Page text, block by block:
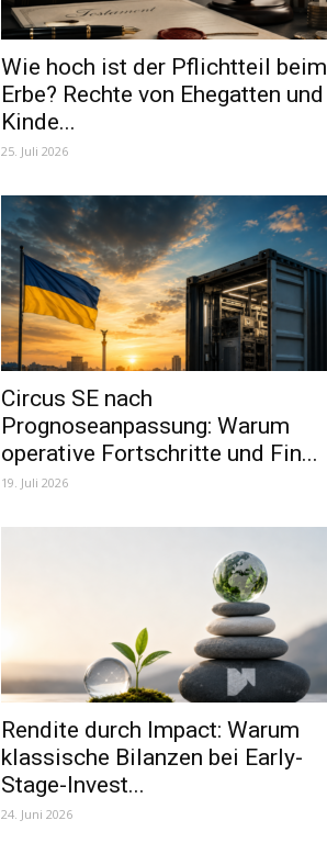
Wie hoch ist der Pflichtteil beim
Erbe? Rechte von Ehegatten und
Kinde...
25. Juli 2026
Circus SE nach
Prognoseanpassung: Warum
operative Fortschritte und Fin...
19. Juli 2026
Rendite durch Impact: Warum
klassische Bilanzen bei Early-
Stage-Invest...
24. Juni 2026